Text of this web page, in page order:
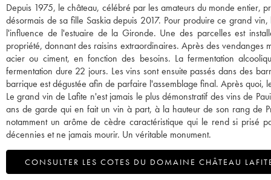
Depuis 1975, le château, célébré par les amateurs du monde entier,
désormais de sa fille Saskia depuis 2017. Pour produire ce grand
l'influence de l'estuaire de la Gironde. Une des parcelles est
propriété, donnant des raisins extraordinaires. Après des vendanges
acier ou ciment, en fonction des besoins. La fermentation
fermentation dure 22 jours. Les vins sont ensuite passés dans des
barrique est dégustée afin de parfaire l'assemblage final. Après quoi,
Le grand vin de Lafite n'est jamais le plus démonstratif des vins de
ans de garde qui en fait un vin à part, à la hauteur de son rang de
notamment un arôme de cèdre caractéristique qui le rend si prisé
décennies et ne jamais mourir. Un véritable monument.
CONSULTER LES COTES DU DOMAINE CHÂTEAU